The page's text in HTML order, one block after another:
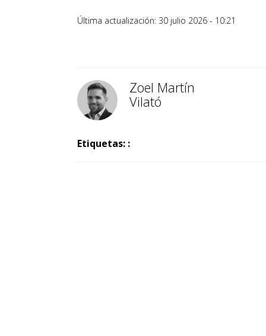
Última actualización: 30 julio 2026 - 10:21
Zoel Martín
Vilató
Etiquetas: